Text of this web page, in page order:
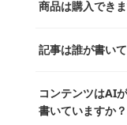
ってもらうニュー
を中心に行われて
商品は購入でき
「
があり、そこから
記事は誰が書い
ています。記事内
ずつ心を込めて自
コンテンツはAIが
書いていますか？